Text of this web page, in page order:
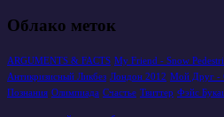
Облако меток
ARGUMENTS & FACTS My Friend - Snow
Антикризисный Ликбез Лондон 2012 Мой Друг -
Познания Олимпиада Счастье Твиттер Фэйс